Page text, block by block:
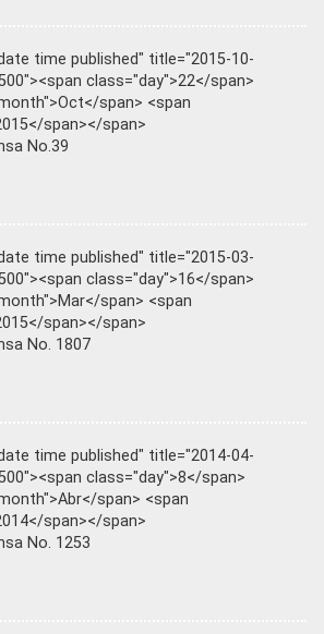
time published" title="2015-10-
class="day">22</span>
span> <span
span></span>
No.39
time published" title="2015-03-
class="day">16</span>
span> <span
span></span>
No. 1807
time published" title="2014-04-
class="day">8</span>
span> <span
span></span>
No. 1253